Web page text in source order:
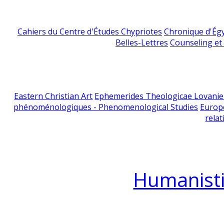
Cahiers du Centre d'Études Chypriotes Chronique
Belles-Lettres Counseling
Eastern Christian Art Ephemerides Theologicae
phénoménologiques - Phenomenological Studies